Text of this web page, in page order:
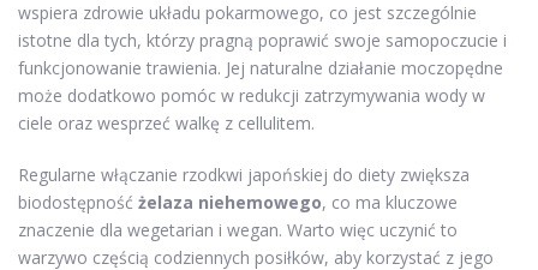
wspiera zdrowie układu pokarmowego, co jest szczególnie
istotne dla tych, którzy pragną poprawić swoje samopoczucie i
funkcjonowanie trawienia. Jej naturalne działanie moczopędne
może dodatkowo pomóc w redukcji zatrzymywania wody w
ciele oraz wesprzeć walkę z cellulitem.
Regularne włączanie rzodkwi japońskiej do diety zwiększa
biodostępność żelaza niehemowego, co ma kluczowe
znaczenie dla wegetarian i wegan. Warto więc uczynić to
warzywo częścią codziennych posiłków, aby korzystać z jego